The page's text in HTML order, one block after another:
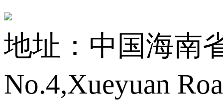
地址：中国海南
No.4,Xueyuan